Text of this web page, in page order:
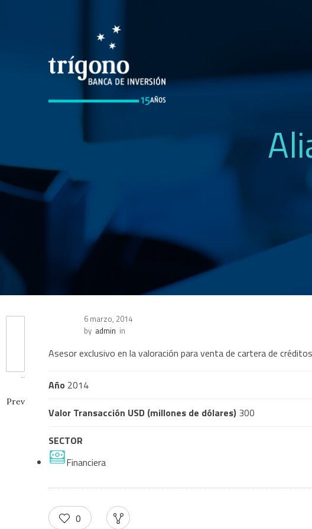
Prev
6 marzo, 2014
by admin in
Asesor exclusivo en la valoración para venta de cartera de
Año 2014
Valor Transacción USD (millones de dólares) 300
SECTOR
Financiera
0